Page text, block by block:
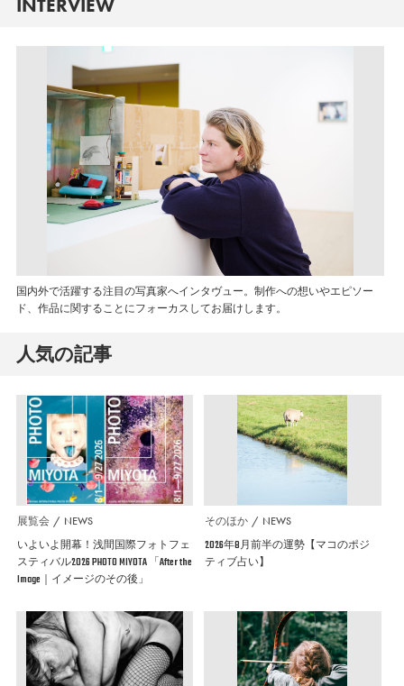
国内外で活躍する注目の写真家へインタヴュー。制作への想いやエピソー
ド、作品に関することにフォーカスしてお届けします。
人気の記事
展覧会 NEWS
いよいよ開幕！浅間国際フォトフェ
スティバル2026 PHOTO MIYOTA 「After the
Image｜イメージのその後」
そのほか NEWS
2026年8月前半の運勢【マコのポジ
ティブ占い】